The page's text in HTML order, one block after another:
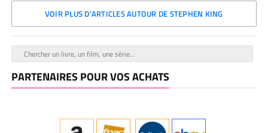
VOIR PLUS D'ARTICLES AUTOUR DE STEPHEN KING
PARTENAIRES POUR VOS ACHATS